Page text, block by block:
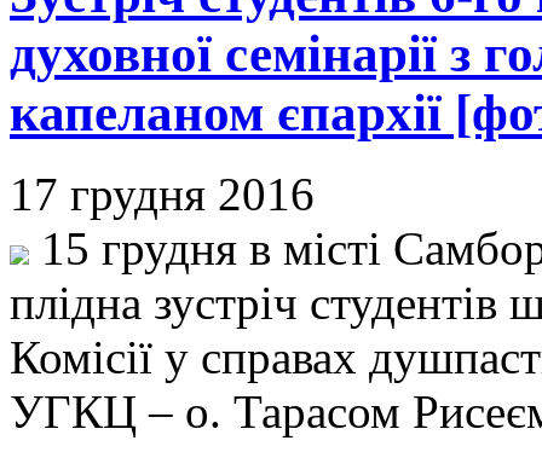
духовної семінарії з
капеланом єпархії
17 грудня 2016
15 грудня в місті
плідна зустріч
Комісії у справах
УГКЦ – о. Тарасом